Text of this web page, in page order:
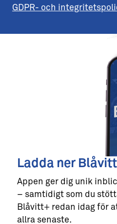
GDPR- och
Ladda ner
Appen ger dig unik
– samtidigt som du
Blåvitt+ redan idag för
allra senaste.